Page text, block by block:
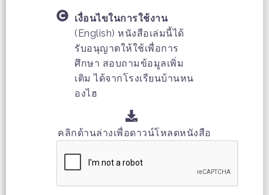
เงื่อนไขในการใช้งาน
(English) หนังสือเล่มนี้ได้
รับอนุญาตให้ใช้เพื่อการ
ศึกษา สอบถามข้อมูลเพิ่ม
เติม ได้จากโรงเรียนบ้านหน
องไฮ
คลิกด้านล่างเพื่อดาวน์โหลดหนังสือ